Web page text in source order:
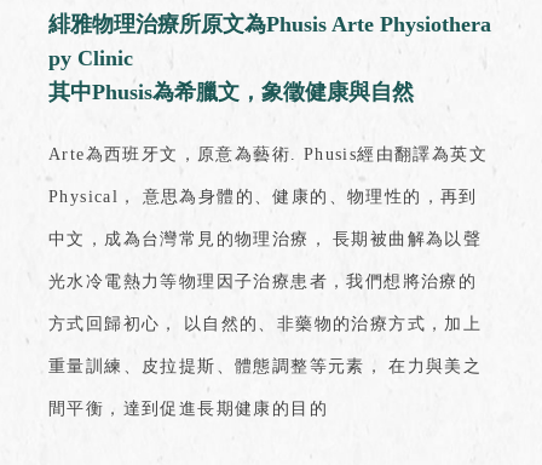
緋雅物理治療所原文為Phusis Arte Physiothera
py Clinic
其中Phusis為希臘文，象徵健康與自然
Arte為西班牙文，原意為藝術. Phusis經由翻譯為英文
Physical， 意思為身體的、健康的、物理性的，再到
中文，成為台灣常見的物理治療， 長期被曲解為以聲
光水冷電熱力等物理因子治療患者，我們想將治療的
方式回歸初心， 以自然的、非藥物的治療方式，加上
重量訓練、皮拉提斯、體態調整等元素， 在力與美之
間平衡，達到促進長期健康的目的